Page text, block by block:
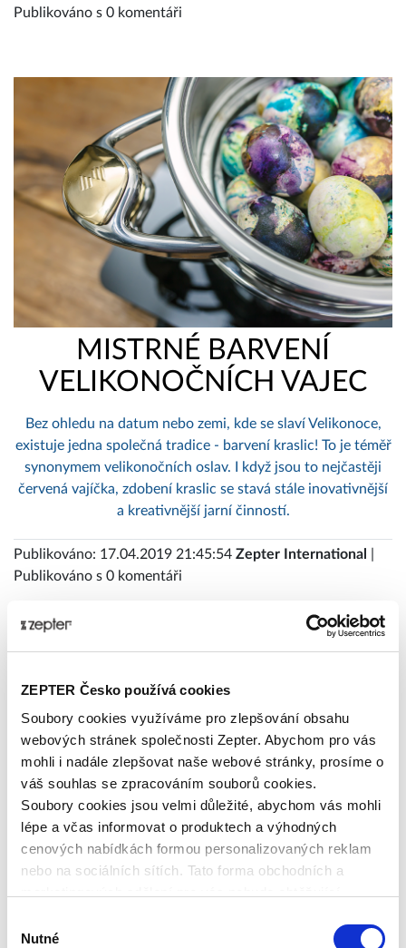
ZEPTER Česko používá cookies
Soubory cookies využíváme pro zlepšování obsahu
webových stránek společnosti Zepter. Abychom pro vás
mohli i nadále zlepšovat naše webové stránky, prosíme o
váš souhlas se zpracováním souborů cookies.
Soubory cookies jsou velmi důležité, abychom vás mohli
lépe a včas informovat o produktech a výhodných
cenových nabídkách formou personalizovaných reklam
nebo na sociálních sítích. Tato forma obchodních a
souhlasu
Nutné
Publikováno s 0 komentáři
MISTRNÉ BARVENÍ
VELIKONOČNÍCH VAJEC
Bez ohledu na datum nebo zemi, kde se slaví Velikonoce,
existuje jedna společná tradice - barvení kraslic! To je téměř
synonymem velikonočních oslav. I když jsou to nejčastěji
červená vajíčka, zdobení kraslic se stavá stále inovativnější
a kreativnější jarní činností.
Publikováno: 17.04.2019 21:45:54 Zepter International
Publikováno s 0 komentáři